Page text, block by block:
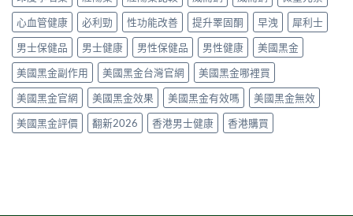
與
正
貨
購
買
指
南〉
中
完
整
指
南〉
中
港
延
時
噴
霧
購
買
指
南〉
中
心血管健康
必利勁 性功能改善 提升睪固酮 早洩
犀利士
男士保健品
男士健康 男性保健品 男性健康
美國黑金
美國黑金副作用
美國黑金台灣官網
美國黑金哪裡買
美國黑金官網
美國黑金效果 美國黑金有效嗎
美國黑金無效
美國黑金評價
翻新2026 香港男士健康 香港購買